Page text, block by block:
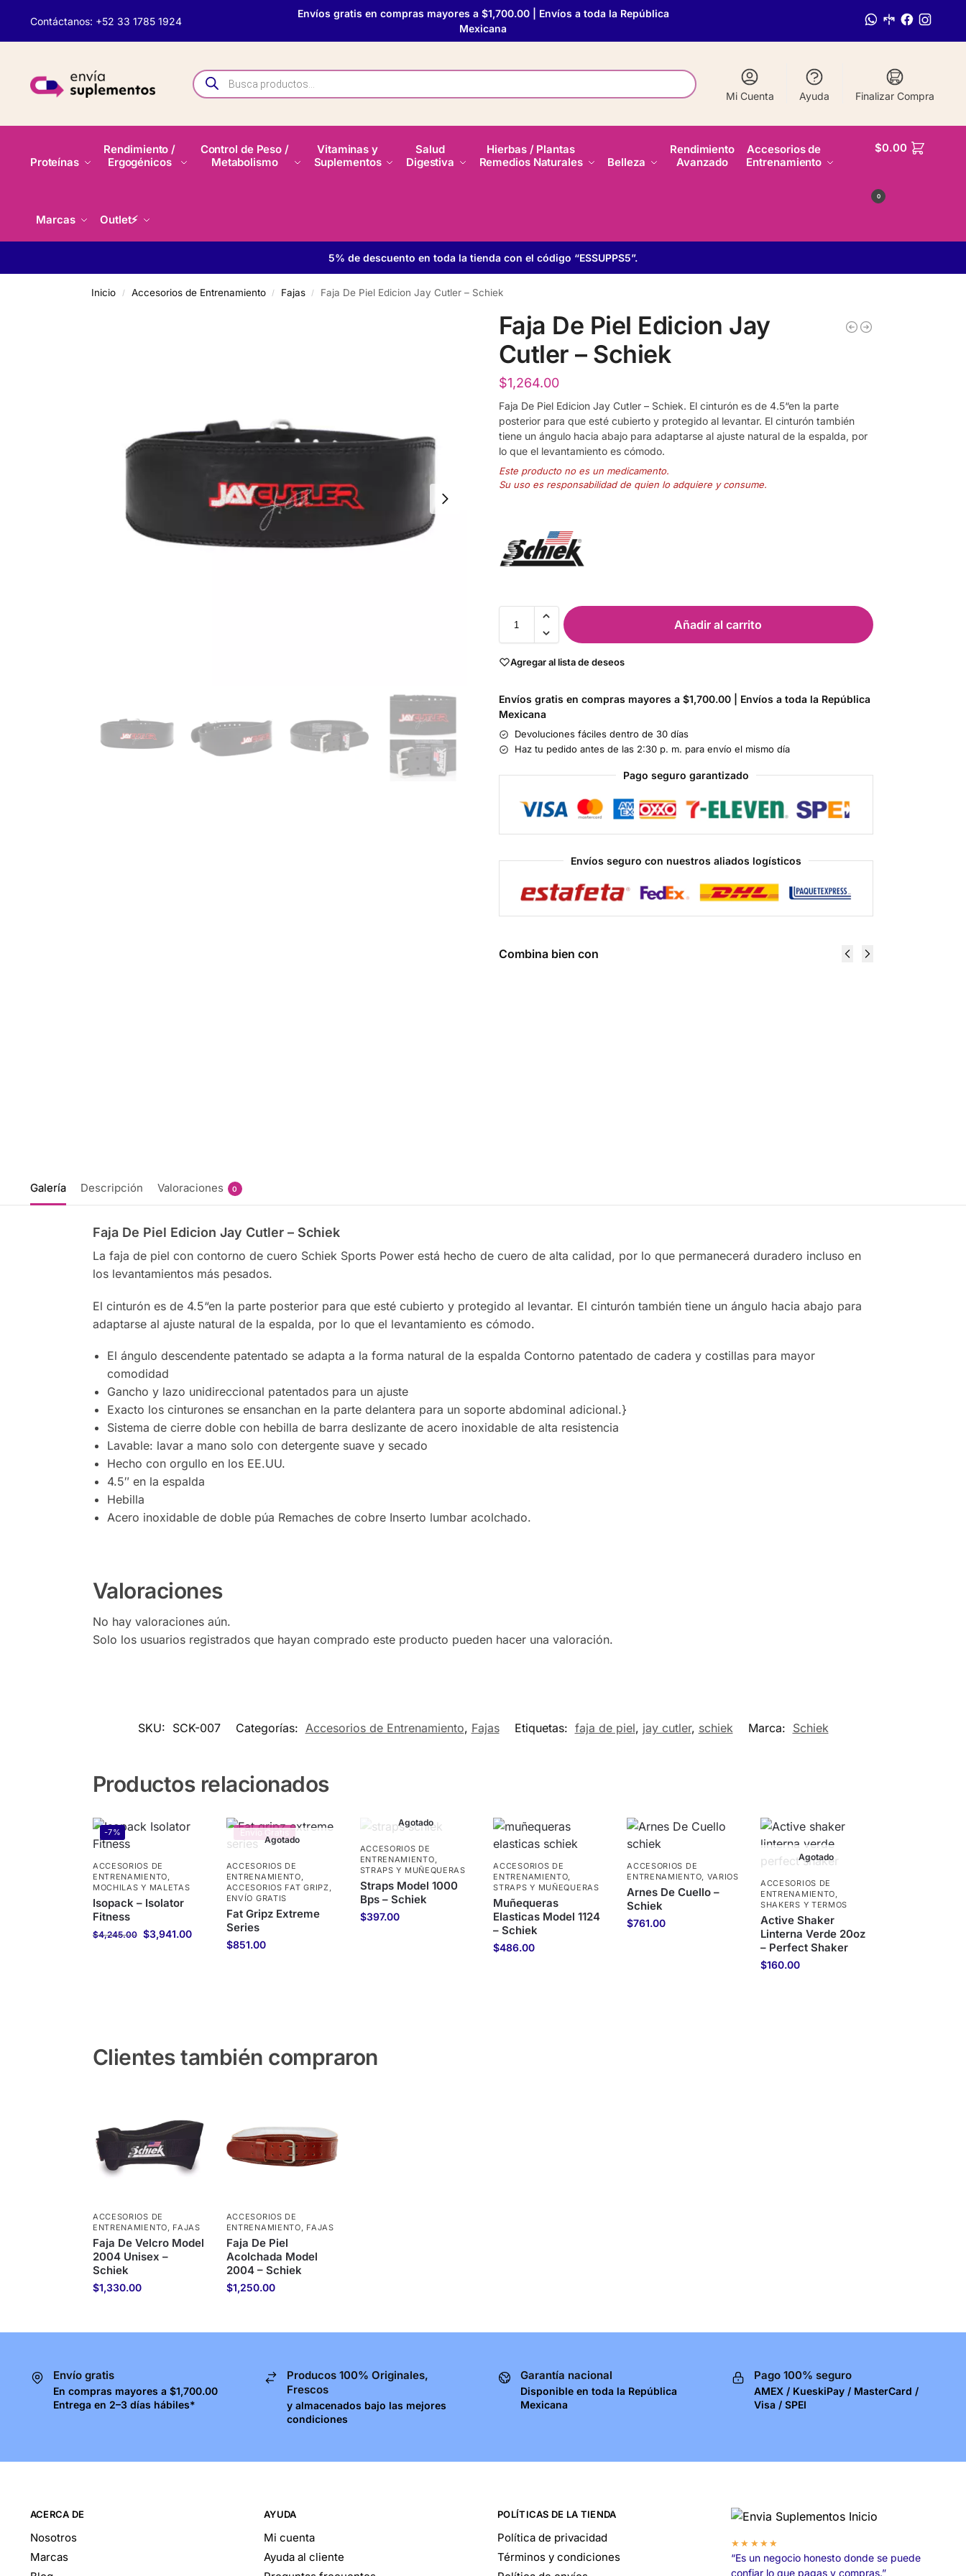
Contáctanos: +52 33 1785 1924
Envíos gratis en compras mayores a $1,700.00 | Envíos a toda la República
Mexicana
Mi Cuenta Ayuda Finalizar Compra
Proteínas
Rendimiento /
Ergogénicos
Control de Peso /
Metabolismo
Vitaminas y
Suplementos
Salud
Digestiva
Hierbas / Plantas
Remedios Naturales
Belleza
Rendimiento
Avanzado
Accesorios de
Entrenamiento
Marcas Outlet⚡
$0.00
0
5% de descuento en toda la tienda con el código “ESSUPPS5”.
Inicio / Accesorios de Entrenamiento / Fajas / Faja De Piel Edicion Jay Cutler – Schiek
Faja De Piel Edicion Jay
Cutler – Schiek
$1,264.00
Faja De Piel Edicion Jay Cutler – Schiek. El cinturón es de 4.5“en la parte
posterior para que esté cubierto y protegido al levantar. El cinturón también
tiene un ángulo hacia abajo para adaptarse al ajuste natural de la espalda, por
lo que el levantamiento es cómodo.
Este producto no es un medicamento.
Su uso es responsabilidad de quien lo adquiere y consume.
Añadir al carrito
Agregar al lista de deseos
Envíos gratis en compras mayores a $1,700.00 | Envíos a toda la República
Mexicana
Devoluciones fáciles dentro de 30 días
Haz tu pedido antes de las 2:30 p. m. para envío el mismo día
Pago seguro garantizado
Envíos seguro con nuestros aliados logísticos
Combina bien con
Galería Descripción Valoraciones 0
Faja De Piel Edicion Jay Cutler – Schiek
La faja de piel con contorno de cuero Schiek Sports Power está hecho de cuero de alta calidad, por lo que permanecerá duradero incluso en
los levantamientos más pesados.
El cinturón es de 4.5“en la parte posterior para que esté cubierto y protegido al levantar. El cinturón también tiene un ángulo hacia abajo para
adaptarse al ajuste natural de la espalda, por lo que el levantamiento es cómodo.
El ángulo descendente patentado se adapta a la forma natural de la espalda Contorno patentado de cadera y costillas para mayor
comodidad
Gancho y lazo unidireccional patentados para un ajuste
Exacto los cinturones se ensanchan en la parte delantera para un soporte abdominal adicional.}
Sistema de cierre doble con hebilla de barra deslizante de acero inoxidable de alta resistencia
Lavable: lavar a mano solo con detergente suave y secado
Hecho con orgullo en los EE.UU.
4.5″ en la espalda
Hebilla
Acero inoxidable de doble púa Remaches de cobre Inserto lumbar acolchado.
Valoraciones
No hay valoraciones aún.
Solo los usuarios registrados que hayan comprado este producto pueden hacer una valoración.
SKU: SCK-007 Categorías: Accesorios de Entrenamiento, Fajas Etiquetas: faja de piel, jay cutler, schiek Marca: Schiek
Productos relacionados
-7%
ACCESORIOS DE
ENTRENAMIENTO
MOCHILAS Y MALETAS
Isopack – Isolator
Fitness
$4,245.00 $3,941.00
Envio Gratis
Agotado
ACCESORIOS DE
ENTRENAMIENTO
ACCESORIOS FAT GRIPZ
ENVÍO GRATIS
Fat Gripz Extreme
Series
$851.00
Agotado
ACCESORIOS DE
ENTRENAMIENTO
STRAPS Y MUÑEQUERAS
Straps Model 1000
Bps – Schiek
$397.00
ACCESORIOS DE
ENTRENAMIENTO
STRAPS Y MUÑEQUERAS
Muñequeras
Elasticas Model 1124
– Schiek
$486.00
ACCESORIOS DE
ENTRENAMIENTO VARIOS
Arnes De Cuello –
Schiek
$761.00
Agotado
ACCESORIOS DE
ENTRENAMIENTO
SHAKERS Y TERMOS
Active Shaker
Linterna Verde 20oz
– Perfect Shaker
$160.00
Clientes también compraron
ACCESORIOS DE
ENTRENAMIENTO
FAJAS
Faja De Velcro Model
2004 Unisex –
Schiek
$1,330.00
ACCESORIOS DE
ENTRENAMIENTO
FAJAS
Faja De Piel
Acolchada Model
2004 – Schiek
$1,250.00
Envío gratis
En compras mayores a $1,700.00
Entrega en 2–3 días hábiles*
Producos 100% Originales,
Frescos
y almacenados bajo las mejores
condiciones
Garantía nacional
Disponible en toda la República
Mexicana
Pago 100% seguro
AMEX / KueskiPay / MasterCard /
Visa / SPEI
ACERCA DE
Nosotros
Marcas
AYUDA
Mi cuenta
Ayuda al cliente
POLÍTICAS DE LA TIENDA
Política de privacidad
Términos y condiciones
★★★★★
“Es un negocio honesto donde se puede
confiar lo que pagas y compras.”